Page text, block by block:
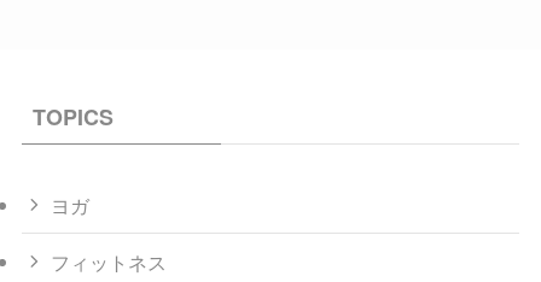
TOPICS
ヨガ
フィットネス